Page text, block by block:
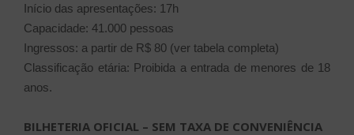
Início das apresentações: 17h
Capacidade: 41.000 pessoas
Ingressos: a partir de R$ 80 (ver tabela completa)
Classificação etária: Proibida a entrada de menores de 18
anos.
BILHETERIA OFICIAL – SEM TAXA DE CONVENIÊNCIA